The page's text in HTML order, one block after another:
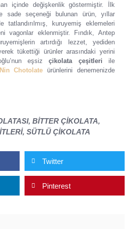
içinde değişkenlik göstermiştir. İlk
sade seçeneği bulunan ürün, yıllar
tatlandırılmış, kuruyemiş eklemeleri
vagonlar eklenmiştir. Fındık, Antep
artırdığı lezzet, yediden
tükettiği ürünler arasındaki yerini
eşsizçikolata çeşitleri ile
Nin Chotolate ürünlerini denemenizde
, BİTTER ÇİKOLATA,
, SÜTLÜ ÇİKOLATA
Twitter
Pinterest